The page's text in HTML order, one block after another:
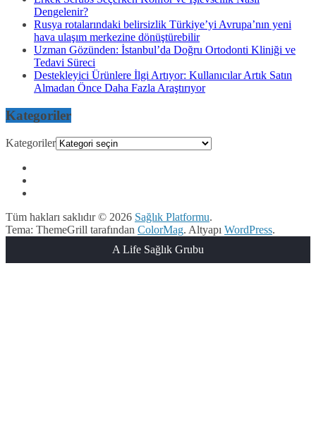
Dengelenir?
Rusya rotalarındaki belirsizlik Türkiye’yi Avrupa’nın yeni
hava ulaşım merkezine dönüştürebilir
Uzman Gözünden: İstanbul’da Doğru Ortodonti Kliniği ve
Tedavi Süreci
Destekleyici Ürünlere İlgi Artıyor: Kullanıcılar Artık Satın
Almadan Önce Daha Fazla Araştırıyor
Kategoriler
Kategoriler
Tüm hakları saklıdır © 2026 Sağlık Platformu.
Tema: ThemeGrill tarafından ColorMag. Altyapı WordPress.
A Life Sağlık Grubu